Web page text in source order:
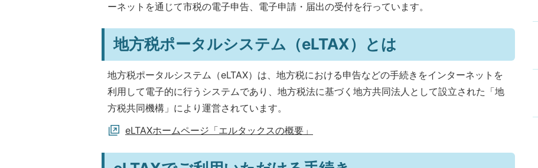
ーネットを通じて市税の電子申告、電子申請・届出の受付を行っています。
地方税ポータルシステム（eLTAX）とは
地方税ポータルシステム（eLTAX）は、地方税における申告などの手続きをインターネットを
利用して電子的に行うシステムであり、地方税法に基づく地方共同法人として設立された「地
方税共同機構」により運営されています。
eLTAXホームページ「エルタックスの概要」